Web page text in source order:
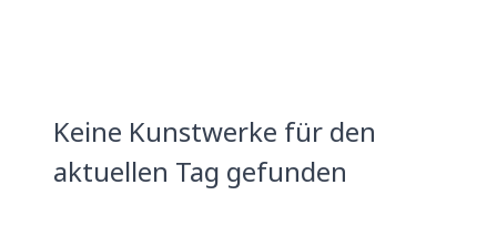
Keine Kunstwerke für den
aktuellen Tag gefunden